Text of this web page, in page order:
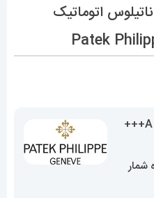
اتوماتیک
Patek
شمار